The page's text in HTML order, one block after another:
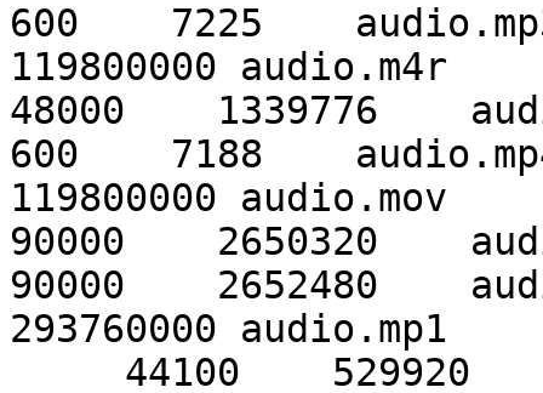
600    7225
119800000
48000    1339776
600    7188
119800000
90000    2650320
90000    2652480
293760000 audio.mp1